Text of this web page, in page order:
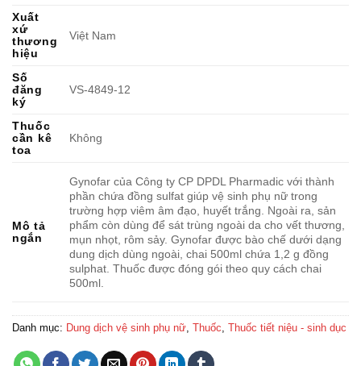
Xuất
xứ
thương
hiệu
Việt Nam
Số
đăng
ký
VS-4849-12
Thuốc
cần kê
toa
Không
Mô tả
ngắn
Gynofar của Công ty CP DPDL Pharmadic với thành
phần chứa đồng sulfat giúp vệ sinh phụ nữ trong
trường hợp viêm âm đạo, huyết trắng. Ngoài ra, sản
phẩm còn dùng để sát trùng ngoài da cho vết thương,
mụn nhọt, rôm sảy. Gynofar được bào chế dưới dạng
dung dịch dùng ngoài, chai 500ml chứa 1,2 g đồng
sulphat. Thuốc được đóng gói theo quy cách chai
500ml.
Danh mục: Dung dịch vệ sinh phụ nữ Thuốc Thuốc tiết niệu - sinh dục